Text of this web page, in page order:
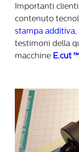
Importanti
contenuto
stampa additiva,
testimoni della
macchine E.cut ™.